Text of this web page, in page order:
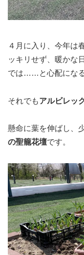
４月に入り、今年は
ッキリせず、暖かな
では……と心配になる
それでもアルビレッ
懸命に葉を伸ばし、
の聖籠花壇です。